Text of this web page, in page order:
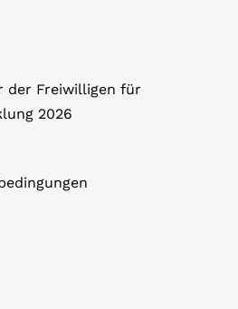
der Freiwilligen für
2026